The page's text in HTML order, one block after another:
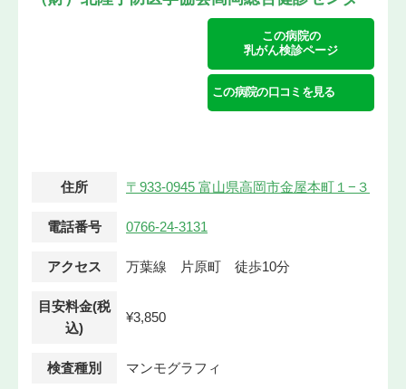
この病院の
乳がん検診ページ
この病院の口コミを見る
住所 〒933-0945 富山県高岡市金屋本町１−３
電話番号 0766-24-3131
アクセス 万葉線 片原町 徒歩10分
目安料金(税
込)
¥3,850
検査種別 マンモグラフィ